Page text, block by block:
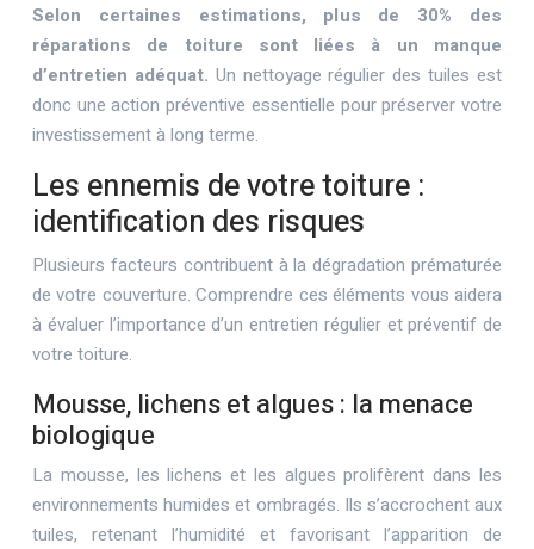
Selon certaines estimations, plus de 30% des
réparations de toiture sont liées à un manque
d’entretien adéquat. Un nettoyage régulier des tuiles est
donc une action préventive essentielle pour préserver votre
investissement à long terme.
Les ennemis de votre toiture :
identification des risques
Plusieurs facteurs contribuent à la dégradation prématurée
de votre couverture. Comprendre ces éléments vous aidera
à évaluer l’importance d’un entretien régulier et préventif de
votre toiture.
Mousse, lichens et algues : la menace
biologique
La mousse, les lichens et les algues prolifèrent dans les
environnements humides et ombragés. Ils s’accrochent aux
tuiles, retenant l’humidité et favorisant l’apparition de